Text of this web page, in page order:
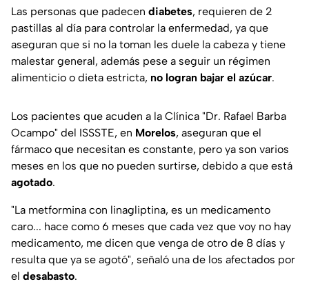
Las personas que padecen diabetes, requieren de 2
pastillas al día para controlar la enfermedad, ya que
aseguran que si no la toman les duele la cabeza y tiene
malestar general, además pese a seguir un régimen
alimenticio o dieta estricta, no logran bajar el azúcar.
Los pacientes que acuden a la Clínica "Dr. Rafael Barba
Ocampo" del ISSSTE, en Morelos, aseguran que el
fármaco que necesitan es constante, pero ya son varios
meses en los que no pueden surtirse, debido a que está
agotado.
"La metformina con linagliptina, es un medicamento
caro... hace como 6 meses que cada vez que voy no hay
medicamento, me dicen que venga de otro de 8 días y
resulta que ya se agotó", señaló una de los afectados por
el desabasto.